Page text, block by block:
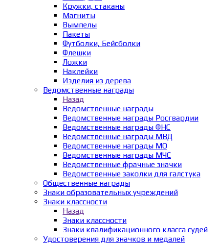
Кружки, стаканы
Магниты
Вымпелы
Пакеты
Футболки, Бейсболки
Флешки
Ложки
Наклейки
Изделия из дерева
Ведомственные награды
Назад
Ведомственные награды
Ведомственные награды Росгвардии
Ведомственные награды ФНС
Ведомственные награды МВД
Ведомственные награды МО
Ведомственные награды МЧС
Ведомственные фрачные значки
Ведомственные заколки для галстука
Общественные награды
Знаки образовательных учреждений
Знаки классности
Назад
Знаки классности
Знаки квалификационного класса судей
Удостоверения для значков и медалей